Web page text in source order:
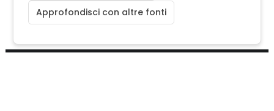
Approfondisci con altre fonti